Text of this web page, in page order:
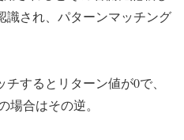
識され、パターンマッチング
チするとリターン値が0で、
場合はその逆。